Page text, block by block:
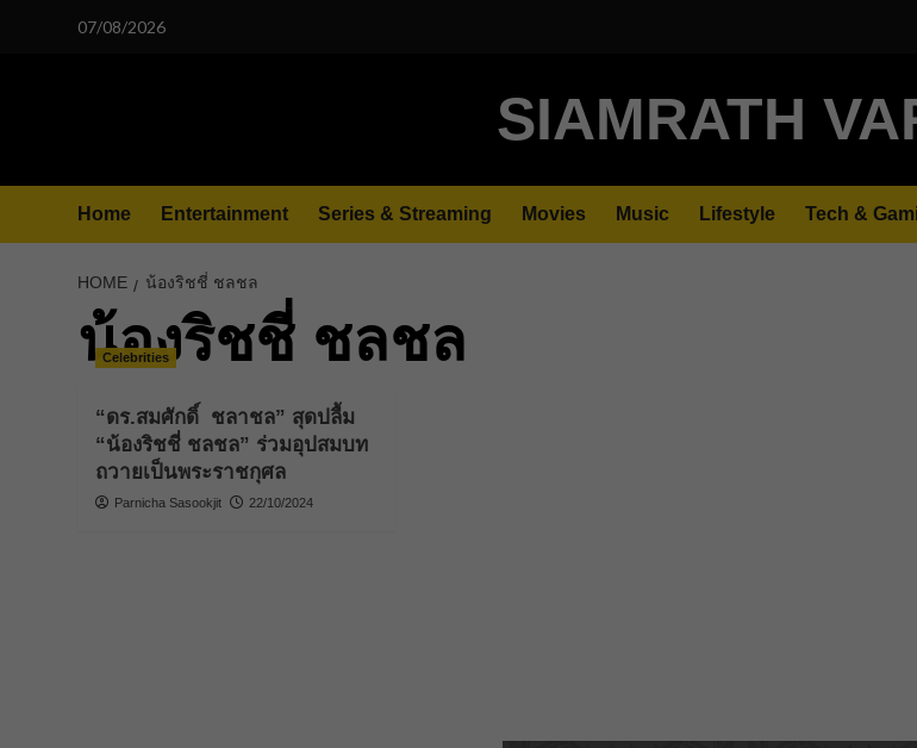
07/08/2026
SIAMRATH
Home Entertainment Series & Streaming Movies Music Lifestyle Tech &
HOME น้องริชชี่ ชลชล
น้องริชชี่ ชลชล
Celebrities
“ดร.สมศักดิ์ ชลาชล” สุดปลื้ม
“น้องริชชี่ ชลชล” ร่วมอุปสมบท
ถวายเป็นพระราชกุศล
Parnicha Sasookjit 22/10/2024